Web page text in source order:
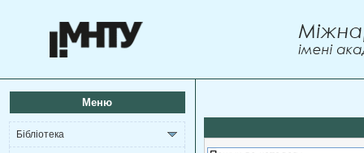
Меню
Бібліотека